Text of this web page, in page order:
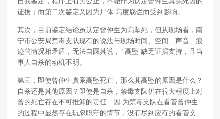
证据；而第二次鉴定又因为尸体 高度腐烂而受到影响。
其次，目前鉴定结论虽认定曾仲生为高坠死，但从现场看，南
宁市公安局禁毒支队现有的说法与现场时间、空间、声音、痕
迹的情况相矛盾，无法自圆其说， “高坠”缺乏证据支持，且当
事人自杀的动机不明。
第三，即使曾仲生真系高坠死亡，那么其高坠的原因是什么？
自杀还是其他原因？即使是自杀，禁毒支队仍在很大程度上对
曾的死亡存在不可推卸的责任，因 为禁毒支队在看管曾仲生
的过程中显然存在玩忽职守的情节，没有尽到应有的看管义